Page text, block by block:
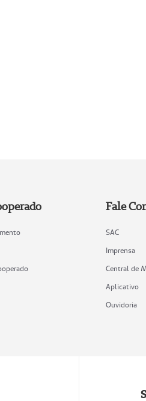
Fale
SAC
Imprensa
Central de
Aplicativo
Ouvidoria